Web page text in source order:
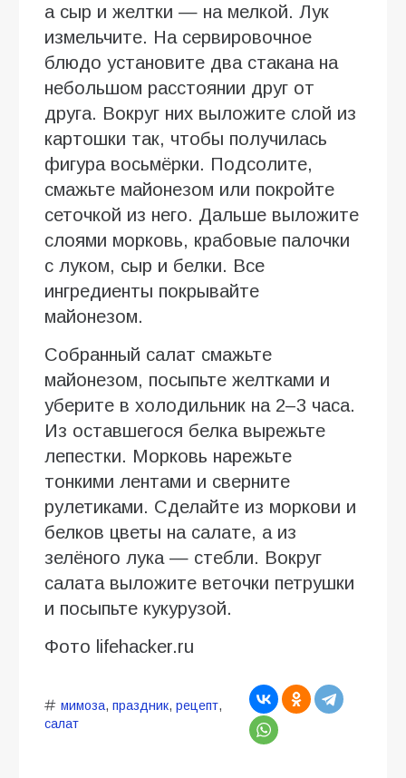
а сыр и желтки — на мелкой. Лук
измельчите. На сервировочное
блюдо установите два стакана на
небольшом расстоянии друг от
друга. Вокруг них выложите слой из
картошки так, чтобы получилась
фигура восьмёрки. Подсолите,
смажьте майонезом или покройте
сеточкой из него. Дальше выложите
слоями морковь, крабовые палочки
с луком, сыр и белки. Все
ингредиенты покрывайте
майонезом.
Собранный салат смажьте
майонезом, посыпьте желтками и
уберите в холодильник на 2–3 часа.
Из оставшегося белка вырежьте
лепестки. Морковь нарежьте
тонкими лентами и сверните
рулетиками. Сделайте из моркови и
белков цветы на салате, а из
зелёного лука — стебли. Вокруг
салата выложите веточки петрушки
и посыпьте кукурузой.
Фото lifehacker.ru
мимоза, праздник, рецепт,
салат